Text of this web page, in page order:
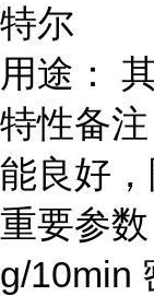
特尔
用途：
特性备
能良好，
重要参
g/10min